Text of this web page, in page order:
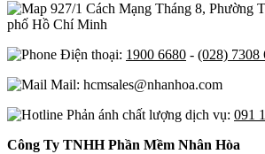
927/1 Cách Mạng Tháng 8, Phường
phố Hồ Chí Minh
Điện thoại: 1900 6680 - (028) 7308
Mail: hcmsales@nhanhoa.com
Phản ánh chất lượng dịch vụ: 091
Công Ty TNHH Phần Mềm Nhân Hòa